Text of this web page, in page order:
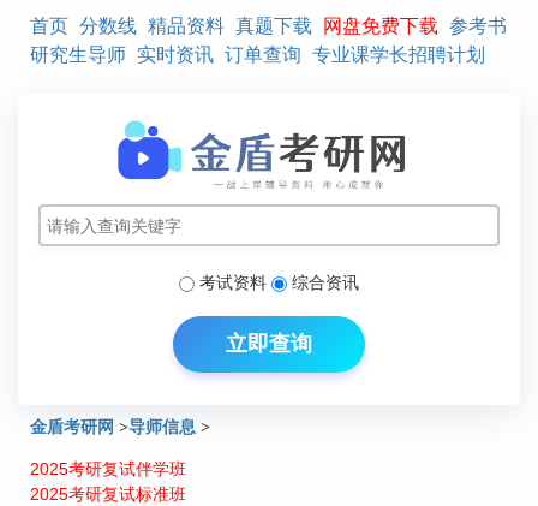
首页 分数线 精品资料 真题下载 网盘免费下载 参考书
研究生导师 实时资讯 订单查询 专业课学长招聘计划
考试资料 综合资讯
立即查询
金盾考研网 >导师信息 >
北工大计算机学院计算机科学与技术导师介绍：杨宇光
2025考研复试伴学班
2025考研复试标准班